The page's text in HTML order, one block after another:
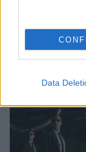
Data